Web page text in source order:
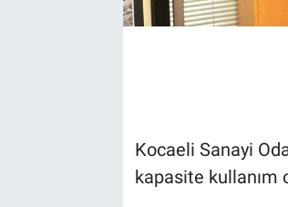
Kocaeli Sanayi
kapasite kullanım